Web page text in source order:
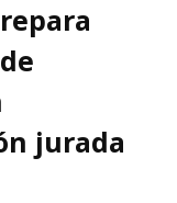
jurada